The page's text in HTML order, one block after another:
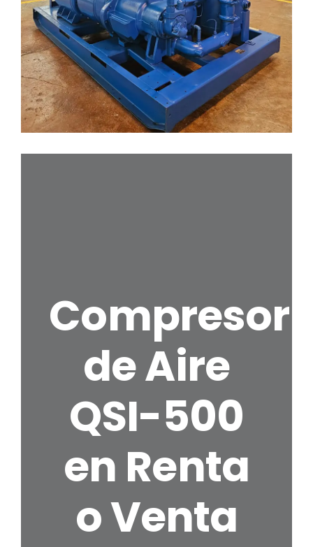
Hidrolavadoras Karcher
Servicios
Compresor
de Aire
QSI-500
en Renta
o Venta